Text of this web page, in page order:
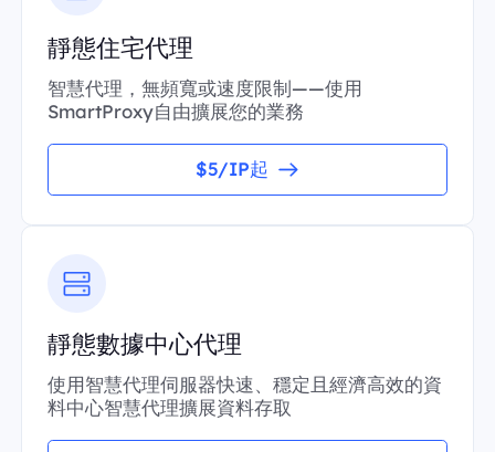
靜態住宅代理
智慧代理，無頻寬或速度限制——使用
SmartProxy自由擴展您的業務
$5/IP起
靜態數據中心代理
使用智慧代理伺服器快速、穩定且經濟高效的資
料中心智慧代理擴展資料存取